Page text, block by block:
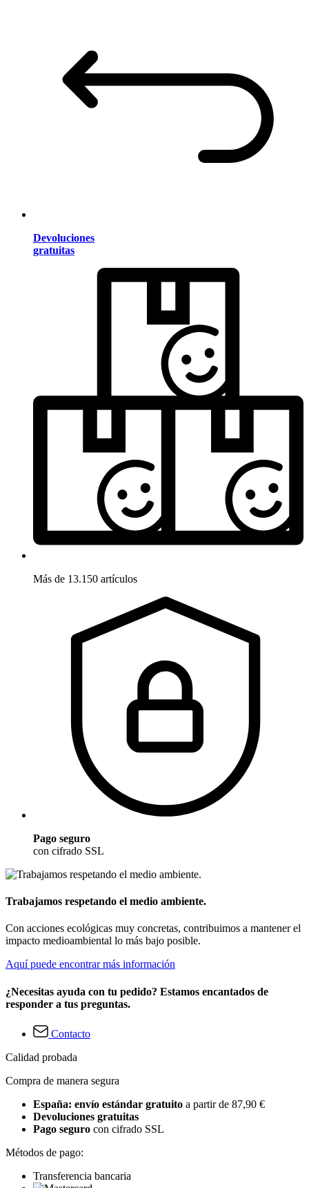
Devoluciones
gratuitas
Más de 13.150 artículos
Pago seguro
con cifrado SSL
Trabajamos respetando el medio ambiente.
Con acciones ecológicas muy concretas, contribuimos a mantener el
impacto medioambiental lo más bajo posible.
Aquí puede encontrar más información
¿Necesitas ayuda con tu pedido? Estamos encantados de
responder a tus preguntas.
Contacto
Calidad probada
Compra de manera segura
España: envío estándar gratuito a partir de 87,90 €
Devoluciones gratuitas
Pago seguro con cifrado SSL
Métodos de pago:
Transferencia bancaria